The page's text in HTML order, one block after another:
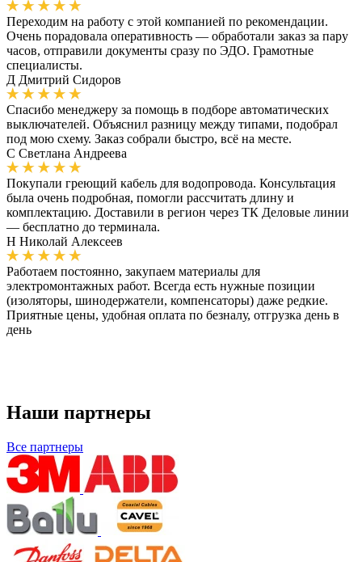
Переходим на работу с этой компанией по рекомендации.
Очень порадовала оперативность — обработали заказ за пару
часов, отправили документы сразу по ЭДО. Грамотные
специалисты.
Д Дмитрий Сидоров
Спасибо менеджеру за помощь в подборе автоматических
выключателей. Объяснил разницу между типами, подобрал
под мою схему. Заказ собрали быстро, всё на месте.
С Светлана Андреева
Покупали греющий кабель для водопровода. Консультация
была очень подробная, помогли рассчитать длину и
комплектацию. Доставили в регион через ТК Деловые линии
— бесплатно до терминала.
Н Николай Алексеев
Работаем постоянно, закупаем материалы для
электромонтажных работ. Всегда есть нужные позиции
(изоляторы, шинодержатели, компенсаторы) даже редкие.
Приятные цены, удобная оплата по безналу, отгрузка день в
день
Наши партнеры
Все партнеры